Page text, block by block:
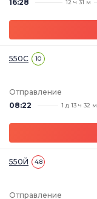
16:28 12 ч 31 м
550С 10
Отправление
08:22
1 д 13 ч 32 м
550Й 4.8
Отправление